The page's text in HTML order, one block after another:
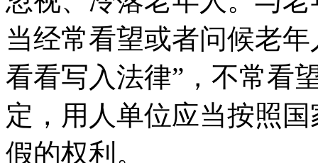
当经常看望或者问候老
看看写入法律”，不常看
定，用人单位应当按照
假的权利。